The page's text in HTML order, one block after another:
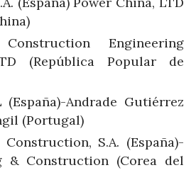
Engineering
(República Popular de
Andrade Gutiérrez
(Portugal)
S.A. (España)-
& Construction (Corea del